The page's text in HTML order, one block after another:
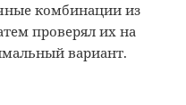
комбинации из
проверял их на
вариант.